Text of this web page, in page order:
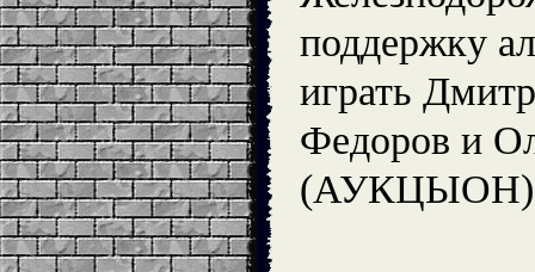
поддержку
играть
Федоров и